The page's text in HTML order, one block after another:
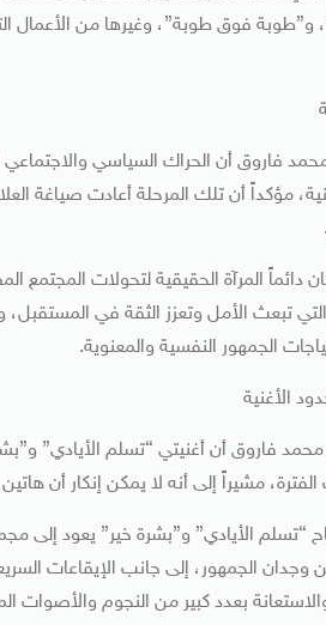
و”طوبة فوق طوبة”، وغيرها من الأعمال
مؤكداً أن تلك المرحلة أعادت صياغة
دائماً المرآة الحقيقية لتحولات
التي تبعث الأمل وتعزز الثقة في
الجمهور النفسية والمعنوية.
الأغنية
محمد فاروق أن أغنيتي “تسلم الأيادي”
مشيراً إلى أنه لا يمكن إنكار أن
الأيادي” و”بشرة خير” يعود إلى
وجدان الجمهور، إلى جانب الإيقاعات
بعدد كبير من النجوم والأصوات